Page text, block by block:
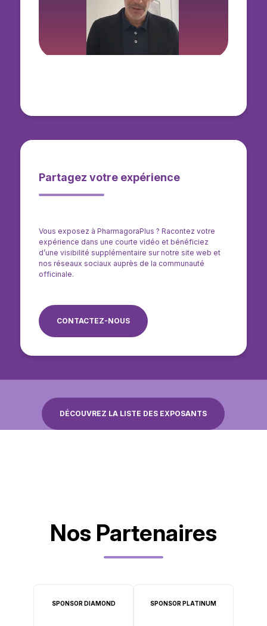
Partagez votre expérience
Vous exposez à PharmagoraPlus ? Racontez votre
expérience dans une courte vidéo et bénéficiez
d’une visibilité supplémentaire sur notre site web et
nos réseaux sociaux auprès de la communauté
officinale.
CONTACTEZ-NOUS
DÉCOUVREZ LA LISTE DES EXPOSANTS
Nos Partenaires
SPONSOR DIAMOND SPONSOR PLATINUM